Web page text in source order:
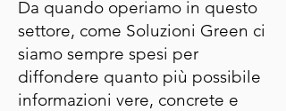
Da quando operiamo in questo
settore, come Soluzioni Green ci
siamo sempre spesi per
diffondere quanto più possibile
informazioni vere, concrete e